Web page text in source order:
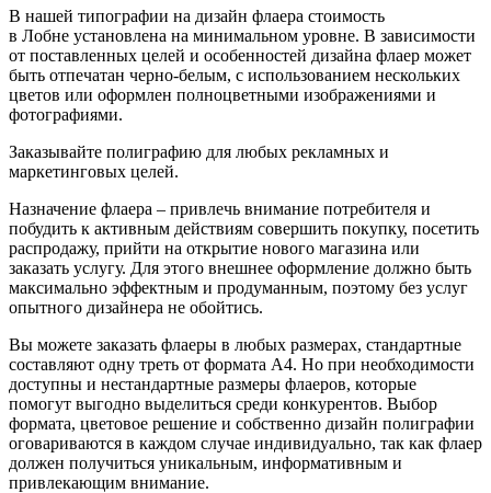
В нашей типографии на дизайн флаера стоимость
в Лобне установлена на минимальном уровне. В зависимости
от поставленных целей и особенностей дизайна флаер может
быть отпечатан черно-белым, с использованием нескольких
цветов или оформлен полноцветными изображениями и
фотографиями.
Заказывайте полиграфию для любых рекламных и
маркетинговых целей.
Назначение флаера – привлечь внимание потребителя и
побудить к активным действиям совершить покупку, посетить
распродажу, прийти на открытие нового магазина или
заказать услугу. Для этого внешнее оформление должно быть
максимально эффектным и продуманным, поэтому без услуг
опытного дизайнера не обойтись.
Вы можете заказать флаеры в любых размерах, стандартные
составляют одну треть от формата А4. Но при необходимости
доступны и нестандартные размеры флаеров, которые
помогут выгодно выделиться среди конкурентов. Выбор
формата, цветовое решение и собственно дизайн полиграфии
оговариваются в каждом случае индивидуально, так как флаер
должен получиться уникальным, информативным и
привлекающим внимание.